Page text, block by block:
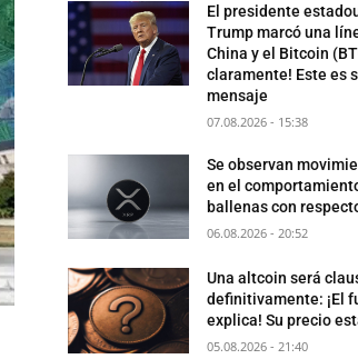
El presidente
Trump marcó una
China y el Bitcoin
claramente! Este es
mensaje
07.08.2026 - 15:38
Se observan
en el
ballenas con
06.08.2026 - 20:52
Una altcoin será
definitivamente: ¡El
explica! Su precio
05.08.2026 - 21:40